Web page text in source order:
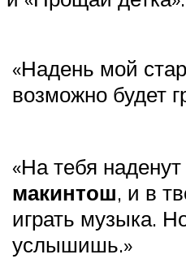
«Надень мой
возможно будет
«На тебя
макинтош, и в
играть музыка.
услышишь.»